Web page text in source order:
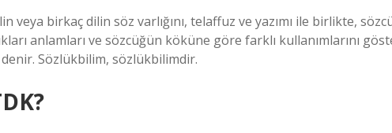
veya birkaç dilin söz varlığını, telaffuz ve yazımı ile birlikte,
anlamları ve sözcüğün köküne göre farklı kullanımlarını
Sözlükbilim, sözlükbilimdir.